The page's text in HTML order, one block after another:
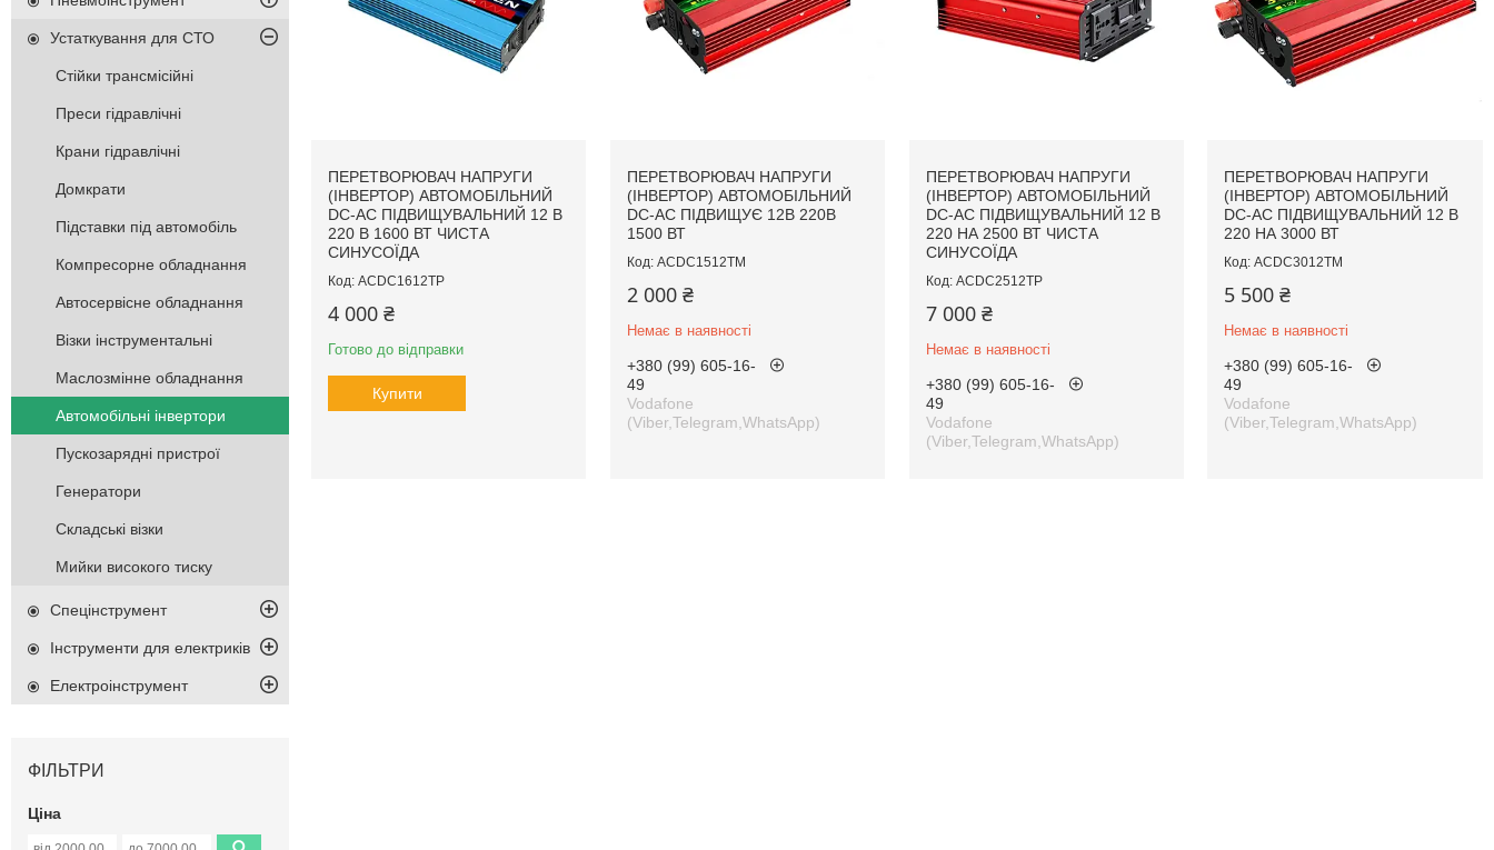
ПЕРЕТВОРЮВАЧ НАПРУГИ
(ІНВЕРТОР) АВТОМОБІЛЬНИЙ
DC-AC ПІДВИЩУВАЛЬНИЙ 12 В
220 В 1600 ВТ ЧИСТА
СИНУСОЇДА
ACDC1612TP
4 000 ₴
Готово до відправки
Купити
ПЕРЕТВОРЮВАЧ НАПРУГИ
(ІНВЕРТОР) АВТОМОБІЛЬНИЙ
DC-AC ПІДВИЩУЄ 12В 220В
1500 ВТ
ACDC1512TM
2 000 ₴
Немає в наявності
+380 (99) 605-16-
49
Vodafone
(Viber,Telegram,WhatsApp)
ПЕРЕТВОРЮВАЧ НАПРУГИ
(ІНВЕРТОР) АВТОМОБІЛЬНИЙ
DC-AC ПІДВИЩУВАЛЬНИЙ 12 В
220 НА 2500 ВТ ЧИСТА
СИНУСОЇДА
ACDC2512TP
7 000 ₴
Немає в наявності
+380 (99) 605-16-
49
Vodafone
(Viber,Telegram,WhatsApp)
ПЕРЕТВОРЮВАЧ НАПРУГИ
(ІНВЕРТОР) АВТОМОБІЛЬНИЙ
DC-AC ПІДВИЩУВАЛЬНИЙ 12 В
220 НА 3000 ВТ
ACDC3012TM
5 500 ₴
Немає в наявності
+380 (99) 605-16-
49
Vodafone
(Viber,Telegram,WhatsApp)
Устаткування для СТО
Стійки трансмісійні
Преси гідравлічні
Крани гідравлічні
Домкрати
Підставки під автомобіль
Компресорне обладнання
Автосервісне обладнання
Візки інструментальні
Маслозмінне обладнання
Автомобільні інвертори
Пускозарядні пристрої
Генератори
Складські візки
Мийки високого тиску
Спецінструмент
Інструменти для електриків
Електроінструмент
ФІЛЬТРИ
Ціна